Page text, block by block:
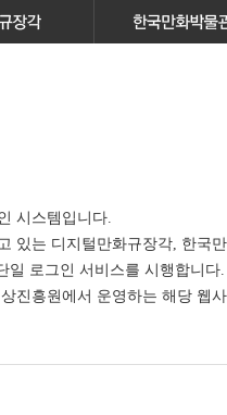
시스템입니다.
있는 디지털만화규장각, 한국
일 로그인 서비스를 시행합니다.
진흥원에서 운영하는 해당 웹